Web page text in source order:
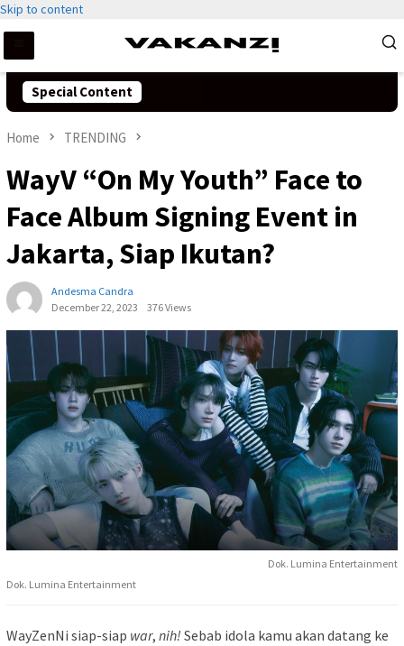
Skip to content
Special Content
Home TRENDING
WayV “On My Youth” Face to
Face Album Signing Event in
Jakarta, Siap Ikutan?
Andesma Candra
December 22, 2023
376 Views
Dok. Lumina Entertainment
Dok. Lumina Entertainment
WayZenNi siap-siap war, nih! Sebab idola kamu akan datang ke